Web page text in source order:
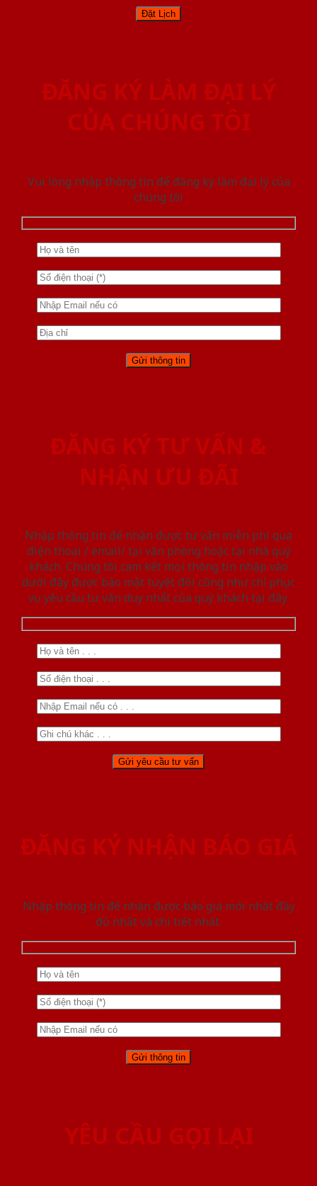
ĐĂNG KÝ LÀM ĐẠI LÝ
CỦA CHÚNG TÔI
Vui lòng nhập thông tin để đăng ký làm đại lý của
chúng tôi
ĐĂNG KÝ TƯ VẤN &
NHẬN ƯU ĐÃI
Nhập thông tin để nhận được tư vấn miễn phí qua
điện thoại / email/ tại văn phòng hoặc tại nhà quý
khách. Chúng tôi cam kết mọi thông tin nhập vào
dưới đây được bảo mật tuyệt đối cũng như chỉ phục
vụ yêu cầu tư vấn duy nhất của quý khách tại đây.
ĐĂNG KÝ NHẬN BÁO GIÁ
Nhập thông tin để nhận được báo giá mới nhât đầy
đủ nhất và chi tiết nhất.
YÊU CẦU GỌI LẠI